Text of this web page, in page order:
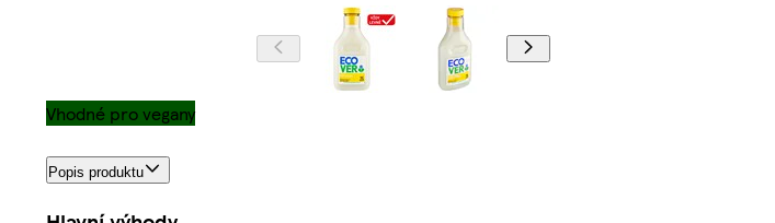
Vhodné pro vegany
Popis produktu